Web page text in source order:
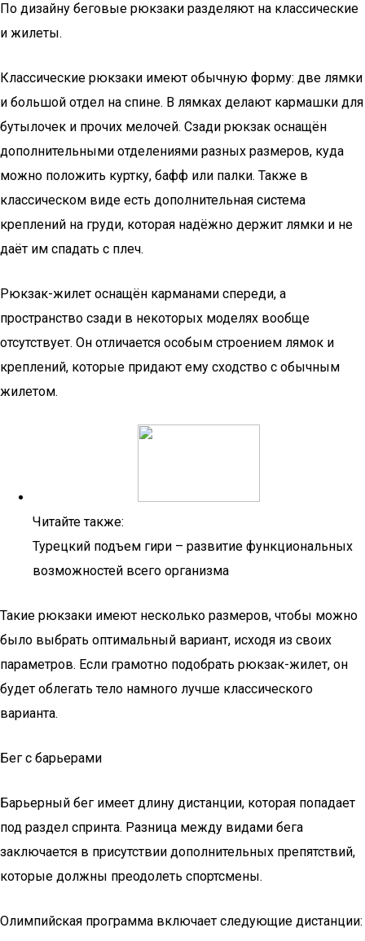
По дизайну беговые рюкзаки разделяют на классические
и жилеты.
Классические рюкзаки имеют обычную форму: две лямки
и большой отдел на спине. В лямках делают кармашки для
бутылочек и прочих мелочей. Сзади рюкзак оснащён
дополнительными отделениями разных размеров, куда
можно положить куртку, бафф или палки. Также в
классическом виде есть дополнительная система
креплений на груди, которая надёжно держит лямки и не
даёт им спадать с плеч.
Рюкзак-жилет оснащён карманами спереди, а
пространство сзади в некоторых моделях вообще
отсутствует. Он отличается особым строением лямок и
креплений, которые придают ему сходство с обычным
жилетом.
Читайте также:
Турецкий подъем гири – развитие функциональных
возможностей всего организма
Такие рюкзаки имеют несколько размеров, чтобы можно
было выбрать оптимальный вариант, исходя из своих
параметров. Если грамотно подобрать рюкзак-жилет, он
будет облегать тело намного лучше классического
варианта.
Бег с барьерами
Барьерный бег имеет длину дистанции, которая попадает
под раздел спринта. Разница между видами бега
заключается в присутствии дополнительных препятствий,
которые должны преодолеть спортсмены.
Олимпийская программа включает следующие дистанции: